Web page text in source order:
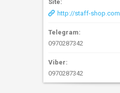
http://staff-shop.com
0970287342
0970287342